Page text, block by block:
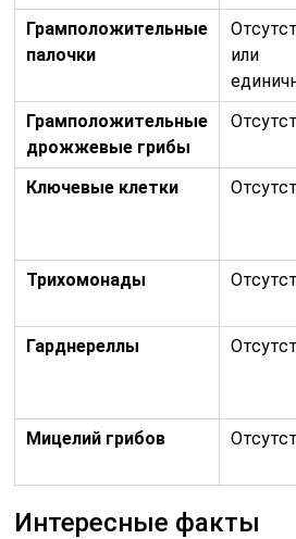
Грамположительные
палочки
или
Грамположительные
дрожжевые грибы
Ключевые клетки
Трихомонады
Гарднереллы
Мицелий грибов
Интересные факты